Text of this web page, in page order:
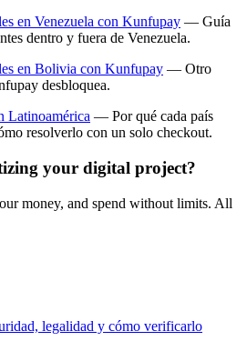
en Venezuela con Kunfupay — Guía
dentro y fuera de Venezuela.
en Bolivia con Kunfupay — Otro
desbloquea.
Latinoamérica — Por qué cada país
resolverlo con un solo checkout.
your digital project?
money, and spend without limits. All
legalidad y cómo verificarlo